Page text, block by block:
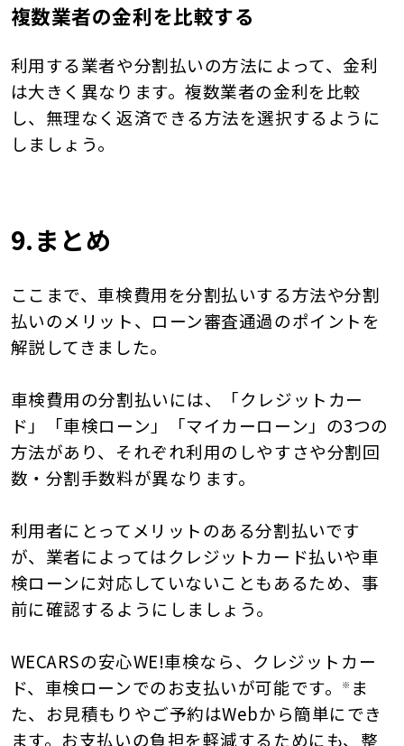
複数業者の金利を比較する
利用する業者や分割払いの方法によって、金利
は大きく異なります。複数業者の金利を比較
し、無理なく返済できる方法を選択するように
しましょう。
9.まとめ
ここまで、車検費用を分割払いする方法や分割
払いのメリット、ローン審査通過のポイントを
解説してきました。
車検費用の分割払いには、「クレジットカー
ド」「車検ローン」「マイカーローン」の3つの
方法があり、それぞれ利用のしやすさや分割回
数・分割手数料が異なります。
利用者にとってメリットのある分割払いです
が、業者によってはクレジットカード払いや車
検ローンに対応していないこともあるため、事
前に確認するようにしましょう。
WECARSの安心WE!車検なら、クレジットカー
ド、車検ローンでのお支払いが可能です。
※ ま
た、お見積もりやご予約はWebから簡単にでき
ます。お支払いの負担を軽減するためにも、整